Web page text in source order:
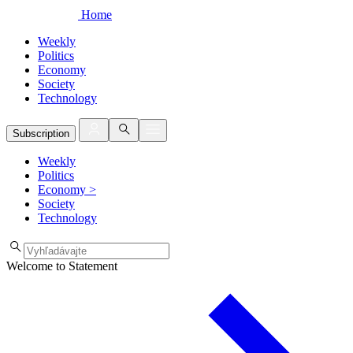
Home
Weekly
Politics
Economy
Society
Technology
Subscription
Weekly
Politics
Economy >
Society
Technology
Welcome to Statement